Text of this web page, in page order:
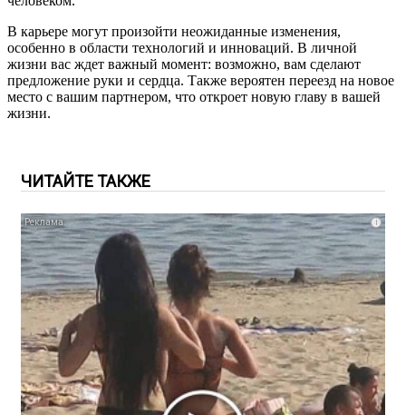
В карьере могут произойти неожиданные изменения,
особенно в области технологий и инноваций. В личной
жизни вас ждет важный момент: возможно, вам сделают
предложение руки и сердца. Также вероятен переезд на новое
место с вашим партнером, что откроет новую главу в вашей
жизни.
ЧИТАЙТЕ ТАКЖЕ
i